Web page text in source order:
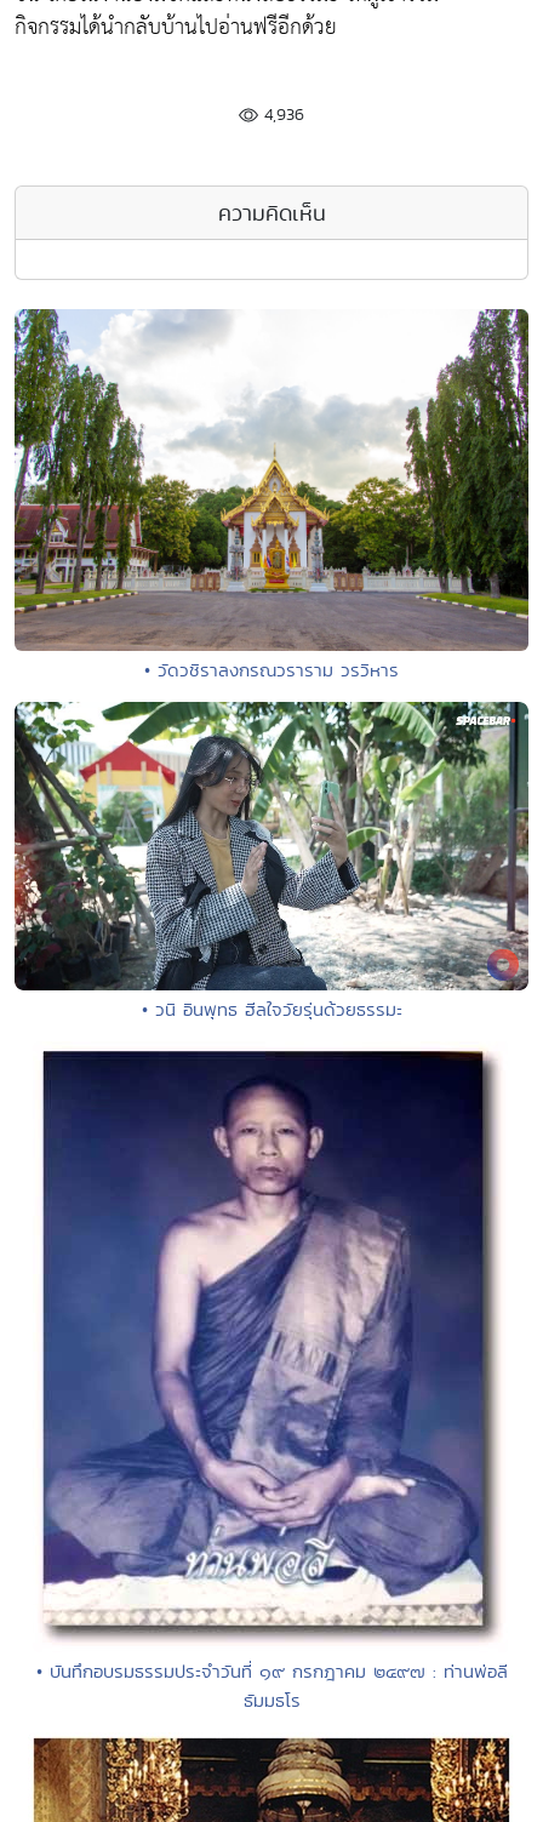
กิจกรรมได้นำกลับบ้านไปอ่านฟรีอีกด้วย
4,936
ความคิดเห็น
• วัดวชิราลงกรณวราราม วรวิหาร
• วนิ อินพุทธ ฮีลใจวัยรุ่นด้วยธรรมะ
• บันทึกอบรมธรรมประจำวันที่ ๑๙ กรกฎาคม ๒๔๙๗ : ท่านพ่อลี
ธัมมธโร